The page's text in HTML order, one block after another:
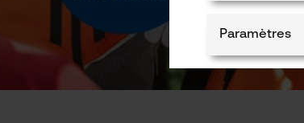
Paramètres